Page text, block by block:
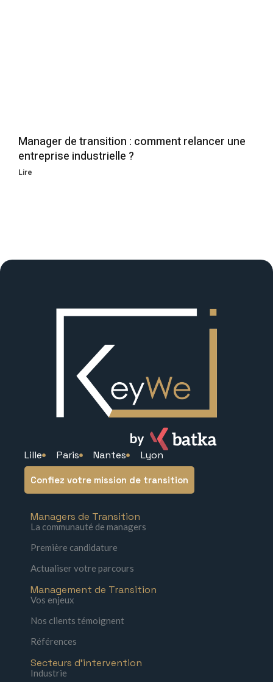
Manager de transition : comment relancer une
entreprise industrielle ?
Lire
Lille Paris Nantes Lyon
Confiez votre mission de transition
Managers de Transition
La communauté de managers
Première candidature
Actualiser votre parcours
Management de Transition
Vos enjeux
Nos clients témoignent
Références
Secteurs d'intervention
Industrie